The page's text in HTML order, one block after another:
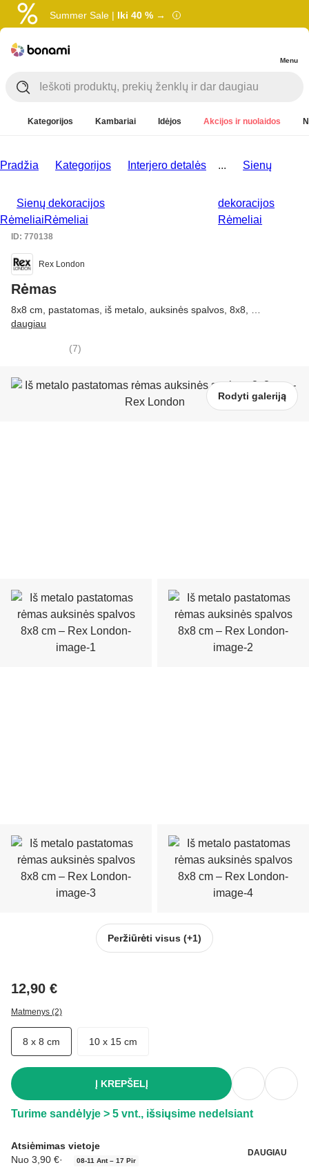
Summer Sale | Iki 40 % →
Menu
Kategorijos Kambariai Idėjos Akcijos ir nuolaidos
Pradžia Kategorijos Interjero detalės
Sienų dekoracijos
RėmeliaiRėmeliai
... Sienų
dekoracijos
Rėmeliai
Rodyti galeriją
Peržiūrėti visus (+1)
ID: 770138
Rex London
Rėmas
8x8 cm, pastatomas, iš metalo, auksinės spalvos, 8x8
daugiau
(7)
12,90 €
Matmenys (2)
8 x 8 cm 10 x 15 cm
Į KREPŠELĮ
Turime sandėlyje > 5 vnt., išsiųsime nedelsiant
Atsiėmimas vietoje
Nuo 3,90 €· 08‑11 Ant – 17 Pir
DAUGIAU